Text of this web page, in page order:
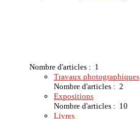
Nombre d'articles : 1
Travaux photographiques
Nombre d'articles : 2
Expositions
Nombre d'articles : 10
Livres